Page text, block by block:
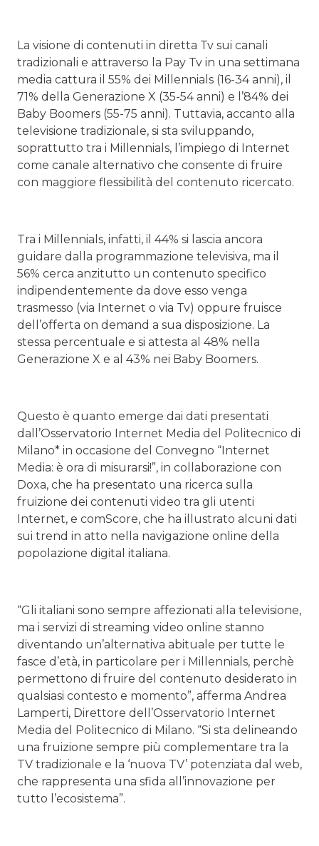
La visione di contenuti in diretta Tv sui canali
tradizionali e attraverso la Pay Tv in una settimana
media cattura il 55% dei Millennials (16-34 anni), il
71% della Generazione X (35-54 anni) e l’84% dei
Baby Boomers (55-75 anni). Tuttavia, accanto alla
televisione tradizionale, si sta sviluppando,
soprattutto tra i Millennials, l’impiego di Internet
come canale alternativo che consente di fruire
con maggiore flessibilità del contenuto ricercato.
Tra i Millennials, infatti, il 44% si lascia ancora
guidare dalla programmazione televisiva, ma il
56% cerca anzitutto un contenuto specifico
indipendentemente da dove esso venga
trasmesso (via Internet o via Tv) oppure fruisce
dell’offerta on demand a sua disposizione. La
stessa percentuale e si attesta al 48% nella
Generazione X e al 43% nei Baby Boomers.
Questo è quanto emerge dai dati presentati
dall’Osservatorio Internet Media del Politecnico di
Milano* in occasione del Convegno “Internet
Media: è ora di misurarsi!”, in collaborazione con
Doxa, che ha presentato una ricerca sulla
fruizione dei contenuti video tra gli utenti
Internet, e comScore, che ha illustrato alcuni dati
sui trend in atto nella navigazione online della
popolazione digital italiana.
“Gli italiani sono sempre affezionati alla televisione,
ma i servizi di streaming video online stanno
diventando un’alternativa abituale per tutte le
fasce d’età, in particolare per i Millennials, perchè
permettono di fruire del contenuto desiderato in
qualsiasi contesto e momento”, afferma Andrea
Lamperti, Direttore dell’Osservatorio Internet
Media del Politecnico di Milano. “Si sta delineando
una fruizione sempre più complementare tra la
TV tradizionale e la ‘nuova TV’ potenziata dal web,
che rappresenta una sfida all’innovazione per
tutto l’ecosistema”.